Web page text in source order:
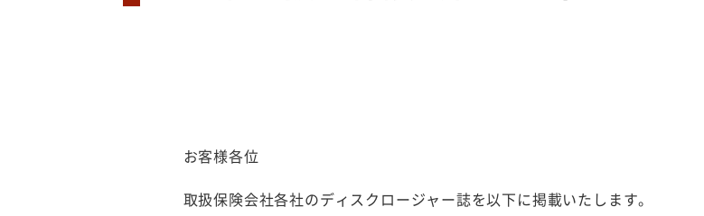
お客様各位
取扱保険会社各社のディスクロージャー誌を以下に掲載いたします。